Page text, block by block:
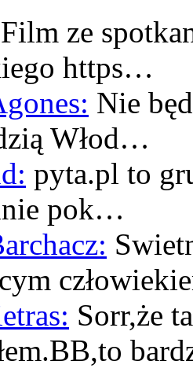
Film ze
https…
Nie
Włod…
pyta.pl to
pok…
Sorr,że